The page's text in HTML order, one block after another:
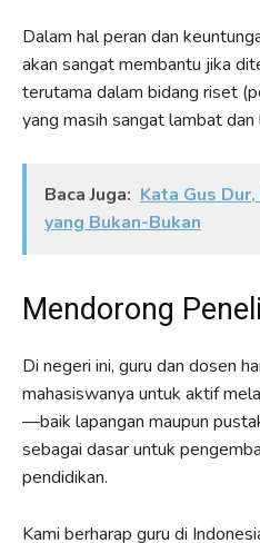
Dalam hal peran dan
akan sangat membantu jika
terutama dalam bidang riset
yang masih sangat lambat dan
Baca Juga: Kata Gus
yang Bukan-Bukan
Mendorong
Di negeri ini, guru dan dosen
mahasiswanya untuk aktif
—baik lapangan maupun
sebagai dasar untuk
pendidikan.
Kami berharap guru di